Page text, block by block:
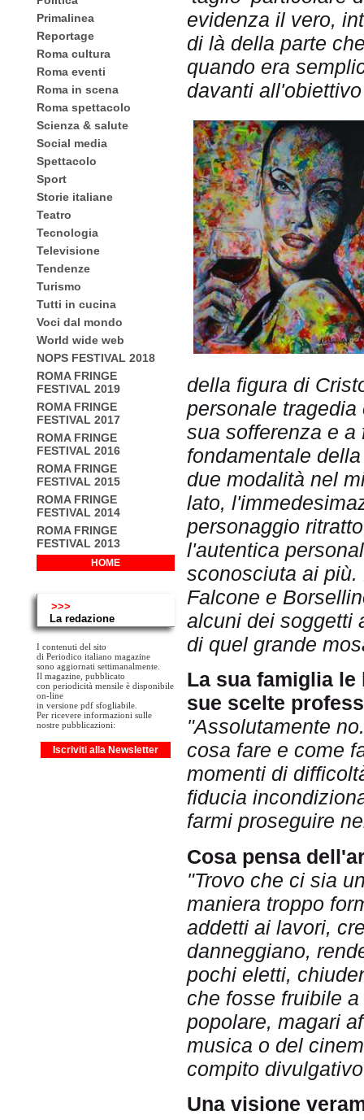
Primalinea
Reportage
Roma cultura
Roma eventi
Roma in scena
Roma spettacolo
Scienza & salute
Social media
Spettacolo
Sport
Storie italiane
Teatro
Tecnologia
Televisione
Tendenze
Turismo
Tutti in cucina
Voci dal mondo
World wide web
NOPS FESTIVAL 2018
ROMA FRINGE
FESTIVAL 2019
ROMA FRINGE
FESTIVAL 2017
ROMA FRINGE
FESTIVAL 2016
ROMA FRINGE
FESTIVAL 2015
ROMA FRINGE
FESTIVAL 2014
ROMA FRINGE
FESTIVAL 2013
HOME
>>>
La redazione
I contenuti del sito
di Periodico italiano magazine
sono aggiornati settimanalmente.
Il magazine, pubblicato
con periodicità mensile è disponibile
on-line
in versione pdf sfogliabile.
Per ricevere informazioni sulle
nostre pubblicazioni:
Iscriviti alla Newsletter
evidenza il vero,
di là della parte
quando era
davanti
della figura di
personale
sua sofferenza e a
fondamentale
due modalità nel
lato,
personaggio
l'autentica
sconosciuta ai più.
Falcone e
alcuni dei soggetti
di quel grande
La sua famiglia
sue scelte
"Assolutamente
cosa fare e come
momenti di
fiducia
farmi proseguire
Cosa pensa
"Trovo che ci sia
maniera troppo
addetti ai lavori,
danneggiano,
pochi eletti,
che fosse fruibile
popolare, magari
musica o del
compito
Una visione